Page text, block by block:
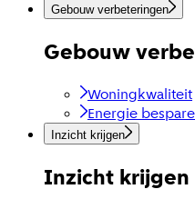
Gebouw verbeteringen
Gebouw
Woningkwaliteit
Energie
Inzicht krijgen
Inzicht krijgen